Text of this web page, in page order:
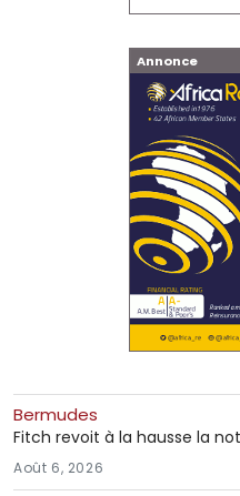
Annonce
Bermudes
Fitch revoit à la hausse la
Août 6, 2026